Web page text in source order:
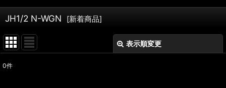
JH1/2 N-WGN [新着商品]
表示順変更
0件